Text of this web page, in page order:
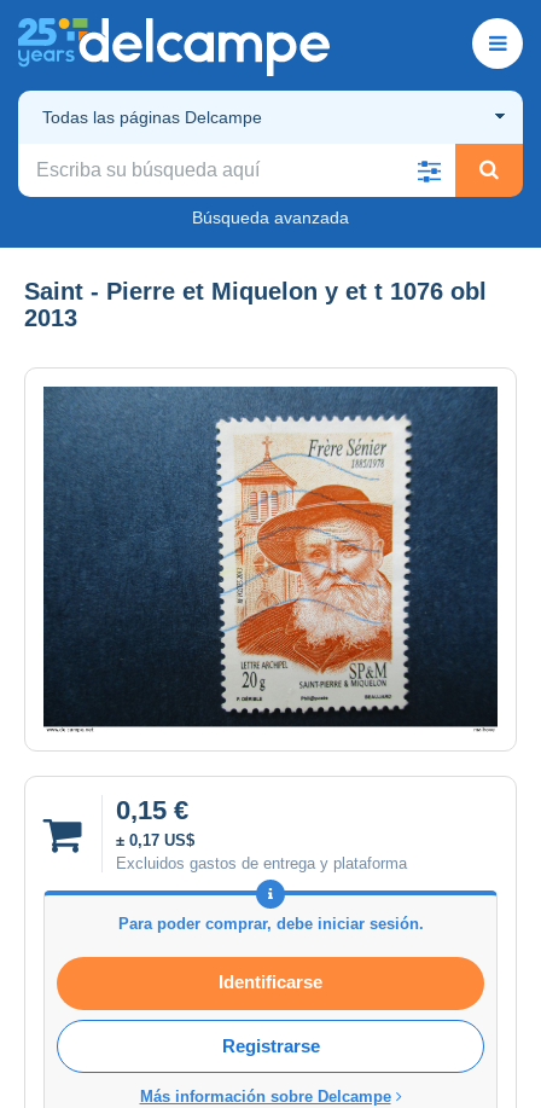
Todas las páginas Delcampe
Búsqueda avanzada
Saint - Pierre et Miquelon y et t 1076 obl
2013
0,15 €
± 0,17 US$
Excluidos gastos de entrega y plataforma
Para poder comprar, debe iniciar sesión.
Identificarse
Registrarse
Más información sobre Delcampe